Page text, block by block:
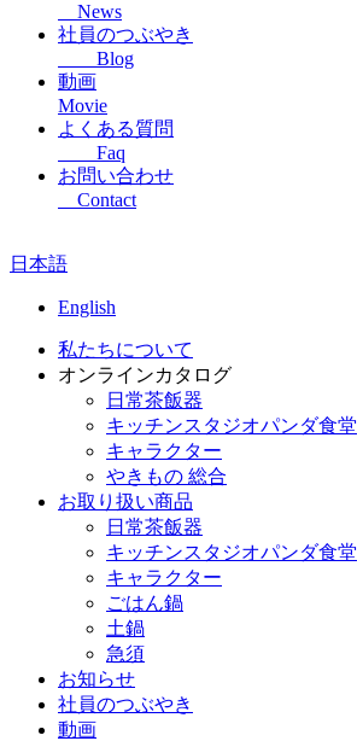
News
社員のつぶやき
Blog
動画
Movie
よくある質問
Faq
お問い合わせ
Contact
日本語
English
私たちについて
オンラインカタログ
日常茶飯器
キッチンスタジオパンダ食堂
キャラクター
やきもの 総合
お取り扱い商品
日常茶飯器
キッチンスタジオパンダ食堂
キャラクター
ごはん鍋
土鍋
急須
お知らせ
社員のつぶやき
動画